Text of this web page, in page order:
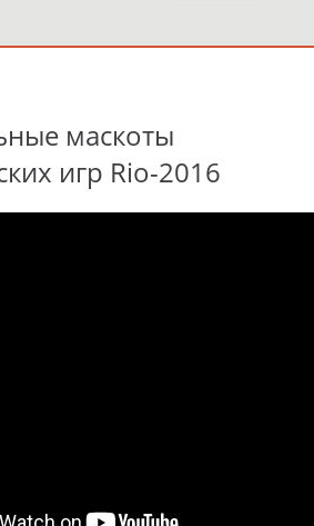
маскоты
игр Rio-2016